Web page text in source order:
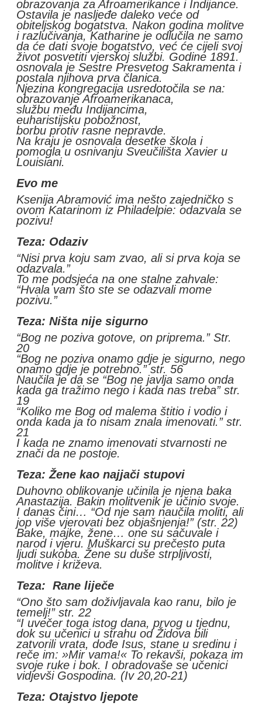
obrazovanja za Afroamerikance i Indijance.
Ostavila je nasljeđe daleko veće od
obiteljskog bogatstva. Nakon godina molitve
i razlučivanja, Katharine je odlučila ne samo
da će dati svoje bogatstvo, već će cijeli svoj
život posvetiti vjerskoj službi. Godine 1891.
osnovala je Sestre Presvetog Sakramenta i
postala njihova prva članica.
Njezina kongregacija usredotočila se na:
obrazovanje Afroamerikanaca,
službu među Indijancima,
euharistijsku pobožnost,
borbu protiv rasne nepravde.
Na kraju je osnovala desetke škola i
pomogla u osnivanju Sveučilišta Xavier u
Louisiani.
Evo me
Ksenija Abramović ima nešto zajedničko s
ovom Katarinom iz Philadelpie: odazvala se
pozivu!
Teza: Odaziv
“Nisi prva koju sam zvao, ali si prva koja se
odazvala.”
To me podsjeća na one stalne zahvale:
“Hvala vam što ste se odazvali mome
pozivu.”
Teza: Ništa nije sigurno
“Bog ne poziva gotove, on priprema.” Str.
20
“Bog ne poziva onamo gdje je sigurno, nego
onamo gdje je potrebno.” str. 56
Naučila je da se “Bog ne javlja samo onda
kada ga tražimo nego i kada nas treba” str.
19
“Koliko me Bog od malema štitio i vodio i
onda kada ja to nisam znala imenovati.” str.
21
I kada ne znamo imenovati stvarnosti ne
znači da ne postoje.
Teza: Žene kao najjači stupovi
Duhovno oblikovanje učinila je njena baka
Anastazija. Bakin molitvenik je učinio svoje.
I danas čini… “Od nje sam naučila moliti, ali
jop više vjerovati bez objašnjenja!” (str. 22)
Bake, majke, žene… one su sačuvale i
narod i vjeru. Muškarci su prečesto puta
ljudi sukoba. Žene su duše strpljivosti,
molitve i križeva.
Teza: Rane liječe
“Ono što sam doživljavala kao ranu, bilo je
temelj!” str. 22
“I uvečer toga istog dana, prvog u tjednu,
dok su učenici u strahu od Židova bili
zatvorili vrata, dođe Isus, stane u sredinu i
reče im: »Mir vama!« To rekavši, pokaza im
svoje ruke i bok. I obradovaše se učenici
vidjevši Gospodina. (Iv 20,20-21)
Teza: Otajstvo ljepote